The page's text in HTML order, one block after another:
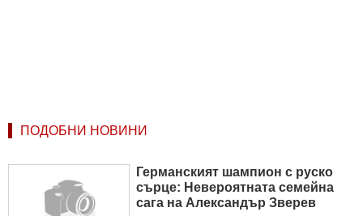
ПОДОБНИ НОВИНИ
Германският шампион с руско
сърце: Невероятната семейна
сага на Александър Зверев